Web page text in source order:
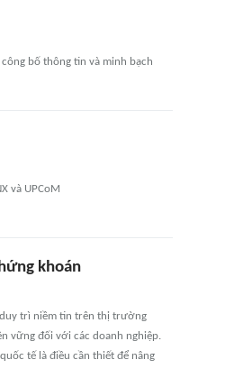
công bố thông tin và minh bạch
và UPCoM
khoán
duy trì niềm tin trên thị trường
vững đối với các doanh nghiệp.
tế là điều cần thiết để nâng